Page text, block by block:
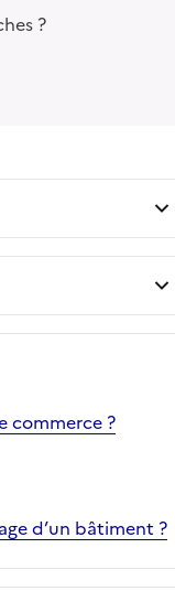
?
commerce ?
d’un bâtiment ?